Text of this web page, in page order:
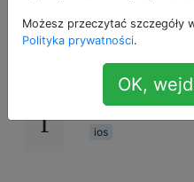
8
Jestem
jednak nowej
nie jest przez
ios
Możesz przeczytać szczegóły
Polityka prywatności.
OK,